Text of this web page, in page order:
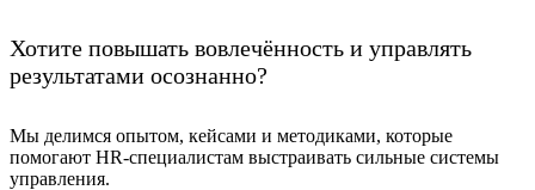
Хотите повышать вовлечённость и управлять
результатами осознанно?
Мы делимся опытом, кейсами и методиками, которые
помогают HR-специалистам выстраивать сильные системы
управления.